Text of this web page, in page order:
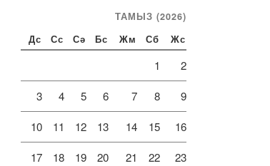
ТАМЫЗ (2026)
Дс Сс Сә Бс Жм Сб Жс
1 2
3 4 5 6 7 8 9
10 11 12 13 14 15 16
17 18 19 20 21 22 23